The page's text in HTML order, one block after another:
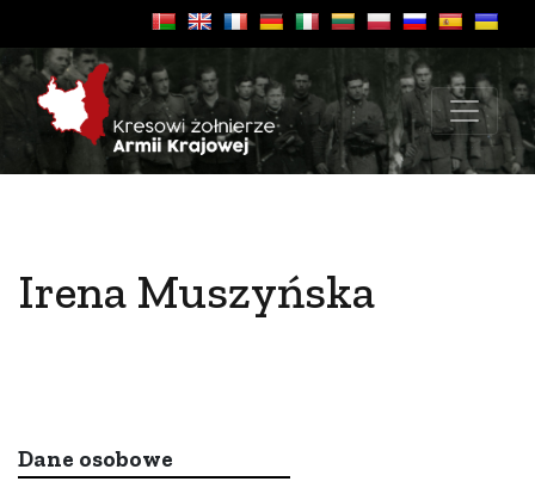
Irena Muszyńska
Dane osobowe